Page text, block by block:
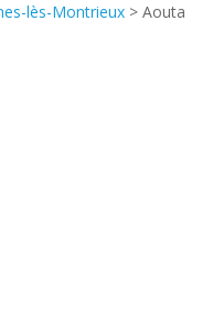
lès-Montrieux > Aouta